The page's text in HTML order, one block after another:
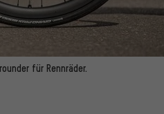
für Rennräder.